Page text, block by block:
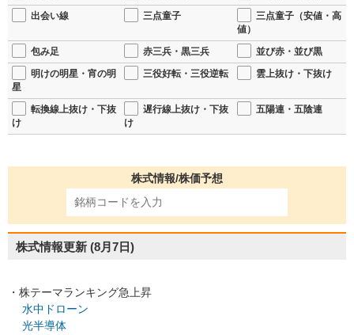
出会い線
三点童子
三点童子（安値・高
値）
包み足
赤三兵・黒三兵
並び赤・並び黒
明けの明星・宵の明
星
三役好転・三役逆転 雲上抜け・下抜け
転換線上抜け・下抜
け
遅行線上抜け・下抜
け
五陽連・五陰連
株式情報/株価予想
株式情報更新 (8月7日)
・株テーマランキング急上昇
水中ドローン
光半導体